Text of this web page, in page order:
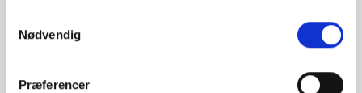
Nødvendig
Præferencer